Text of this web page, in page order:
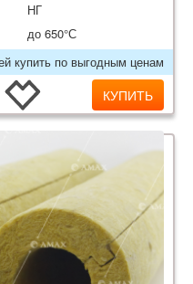
НГ
до 650°С
купить по выгодным ценам
КУПИТЬ